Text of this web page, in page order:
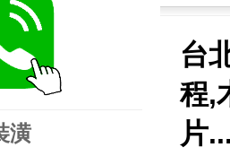
潢
台
程,
片